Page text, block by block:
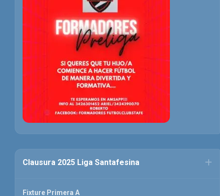
Clausura 2025 Liga Santafesina
Fixture Primera A